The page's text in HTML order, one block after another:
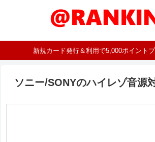
新規カード発行＆利用で5,000ポイント
ソニー/SONYのハイレゾ音源